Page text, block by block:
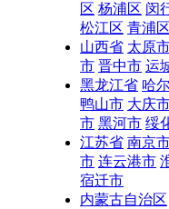
区 杨浦区 闵
松江区 青浦区
山西省 太原
市 晋中市 运
黑龙江省 哈
鸭山市 大庆
市 黑河市 绥
江苏省 南京
市 连云港市
宿迁市
内蒙古自治区